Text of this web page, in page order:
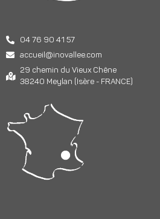
04 76 90 41 57
accueil@inovallee.com
29 chemin du Vieux Chêne
38240 Meylan (Isère - FRANCE)